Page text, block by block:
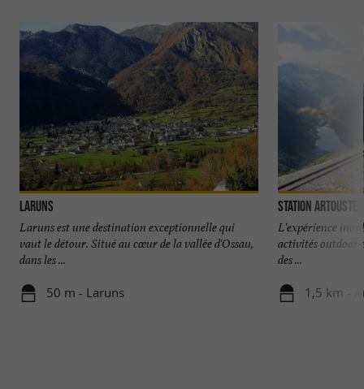
Laruns
Laruns est une destination exceptionnelle qui
vaut le détour. Situé au cœur de la vallée d'Ossau,
dans les ...
50 m - Laruns
Station Artouste
L'expérience
activités outdoor
des ...
1,5 km -